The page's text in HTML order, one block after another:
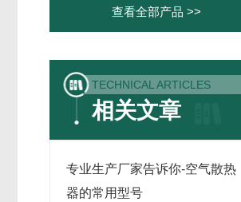
查看全部产品 >>
TECHNICAL ARTICLES
相关文章
专业生产厂家告诉你-空气散热
器的常用型号